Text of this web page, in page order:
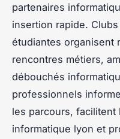
partenaires
insertion rapide.
étudiantes organisent
rencontres métiers,
débouchés
professionnels
les parcours, facilitent
informatique lyon et